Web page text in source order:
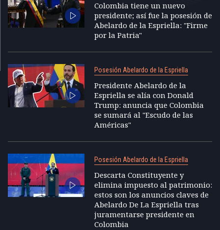
Colombia tiene un nuevo
presidente; así fue la posesión de
Abelardo de la Espriella: "Firme
por la Patria"
Posesión Abelardo de la Espriella
Presidente Abelardo de la
Espriella se alía con Donald
Trump: anuncia que Colombia
se sumará al "Escudo de las
Américas"
Posesión Abelardo de la Espriella
Descarta Constituyente y
elimina impuesto al patrimonio:
estos son los anuncios claves de
Abelardo De La Espriella tras
juramentarse presidente en
Colombia